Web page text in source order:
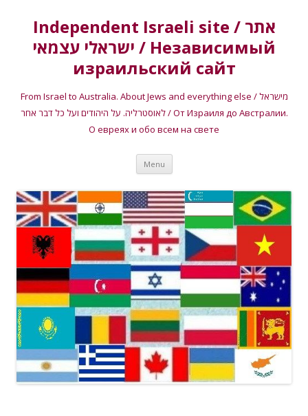
Independent Israeli site / אתר
ישראלי עצמאי / Независимый
израильский сайт
From Israel to Australia. About Jews and everything else / מישראל
לאוסטרליה. על היהודים ועל כל דבר אחר / От Израиля до Австралии.
О евреях и обо всем на свете
Menu Skip
content